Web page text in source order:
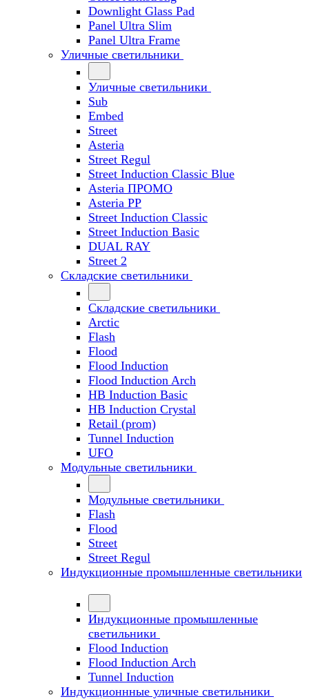
Downlight Glass Pad
Panel Ultra Slim
Panel Ultra Frame
Уличные светильники
Уличные светильники
Sub
Embed
Street
Asteria
Street Regul
Street Induction Classic Blue
Asteria ПРОМО
Asteria PP
Street Induction Classic
Street Induction Basic
DUAL RAY
Street 2
Складские светильники
Складские светильники
Arctic
Flash
Flood
Flood Induction
Flood Induction Arch
HB Induction Basic
HB Induction Crystal
Retail (prom)
Tunnel Induction
UFO
Модульные светильники
Модульные светильники
Flash
Flood
Street
Street Regul
Индукционные промышленные светильники
Индукционные промышленные
светильники
Flood Induction
Flood Induction Arch
Tunnel Induction
Индукционнные уличные светильники